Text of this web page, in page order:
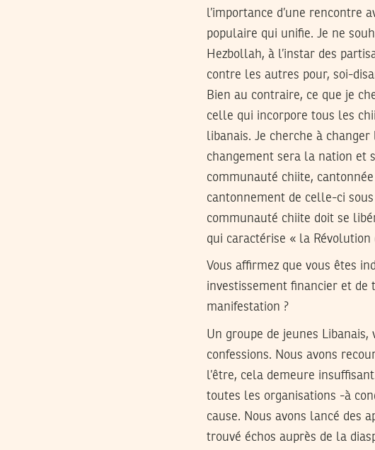
l’importance d’une rencontre
populaire qui unifie. Je ne
Hezbollah, à l’instar des
contre les autres pour, soi-
Bien au contraire, ce que je
celle qui incorpore tous les
libanais. Je cherche à
changement sera la nation et
communauté chiite,
cantonnement de celle-ci
communauté chiite doit se
qui caractérise « la Révolution
Vous affirmez que vous êtes
investissement financier et de
manifestation ?
Un groupe de jeunes
confessions. Nous avons
l’être, cela demeure
toutes les organisations -à
cause. Nous avons lancé des
trouvé échos auprès de la